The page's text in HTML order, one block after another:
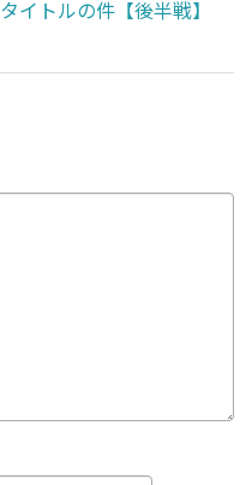
タイトルの件【後半戦】